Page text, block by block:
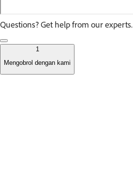
Questions? Get help from our experts.
1
Mengobrol dengan kami